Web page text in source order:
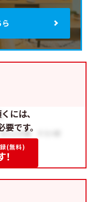
には、
です。
(無料)